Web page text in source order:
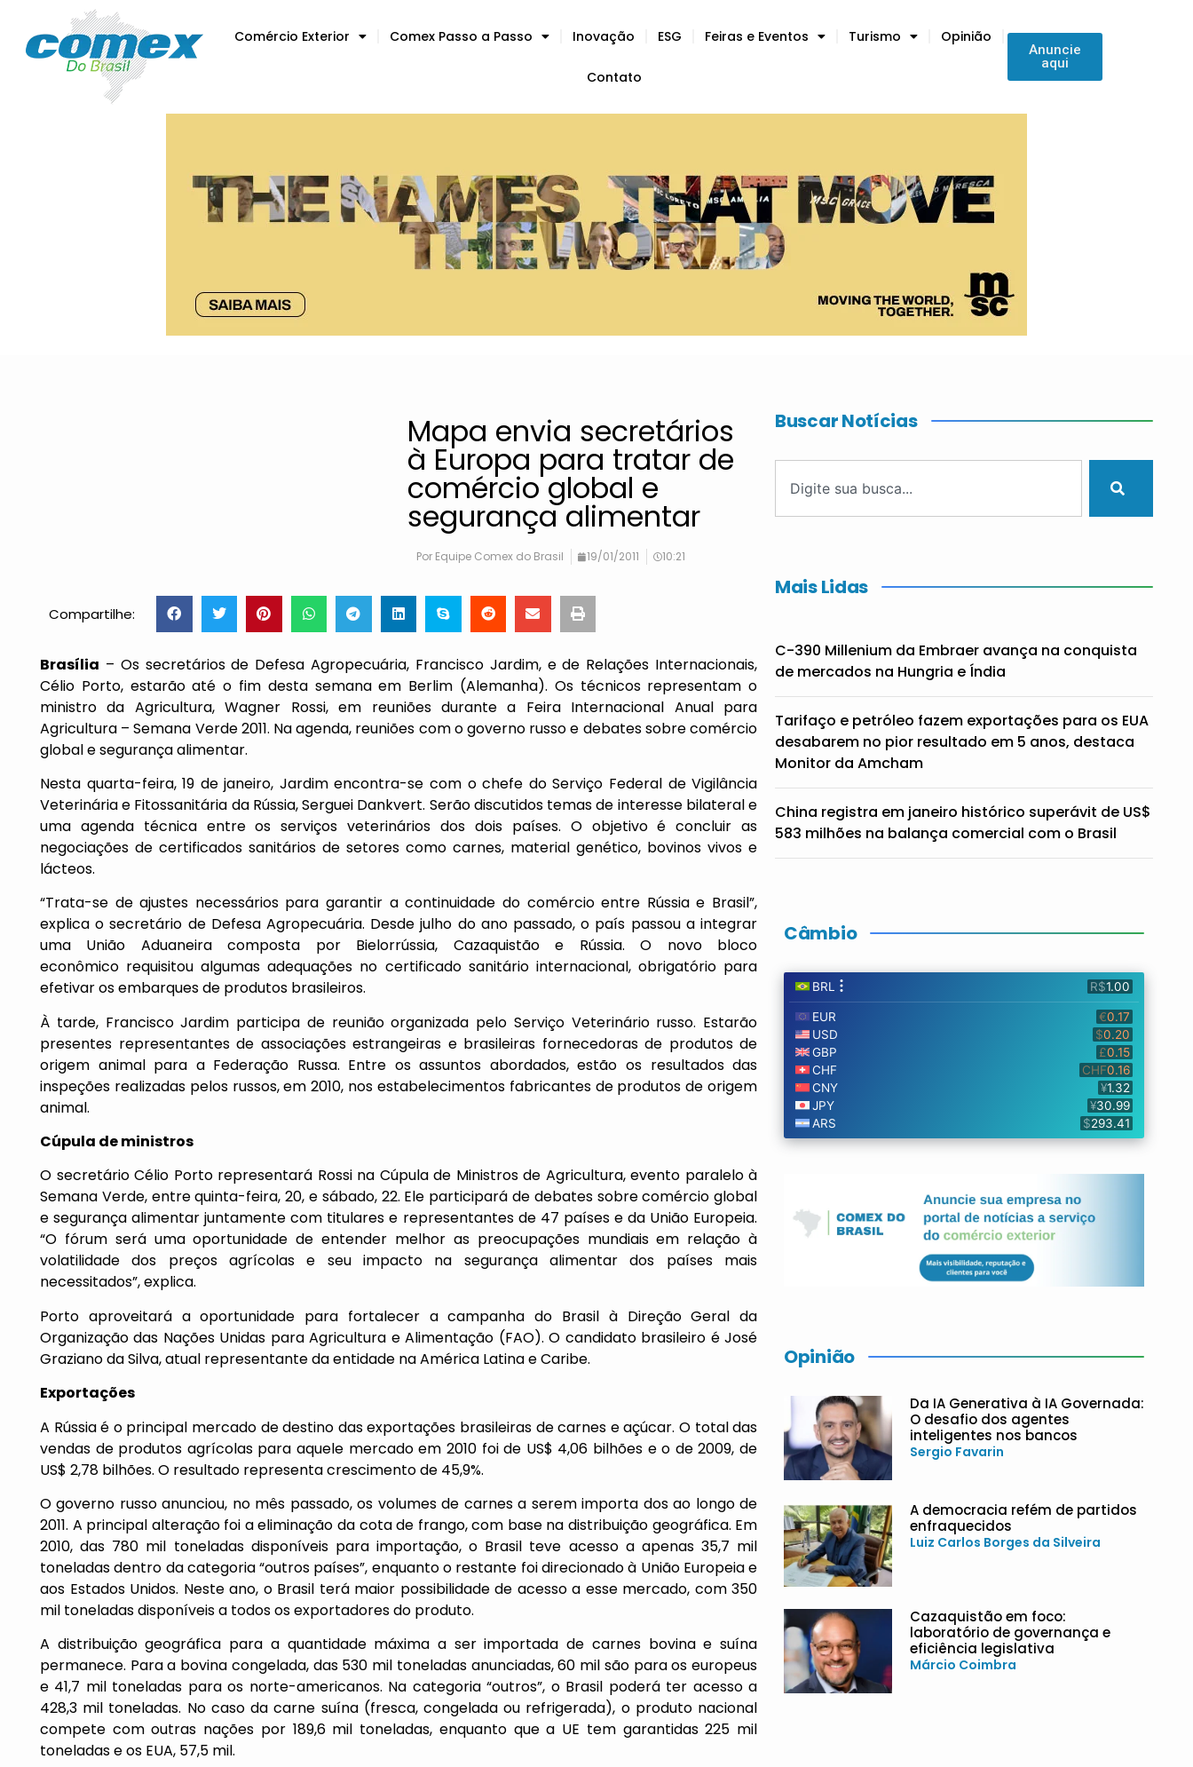
Comércio Exterior Comex Passo a Passo Inovação ESG Feiras e Eventos Turismo Opinião
Contato
Anuncie
aqui
Mapa envia secretários
à Europa para tratar de
comércio global e
segurança alimentar
Por Equipe Comex do Brasil 19/01/2011 10:21
Compartilhe:
Brasília – Os secretários de Defesa Agropecuária, Francisco Jardim, e de Relações Internacionais,
Célio Porto, estarão até o fim desta semana em Berlim (Alemanha). Os técnicos representam o
ministro da Agricultura, Wagner Rossi, em reuniões durante a Feira Internacional Anual para
Agricultura – Semana Verde 2011. Na agenda, reuniões com o governo russo e debates sobre comércio
global e segurança alimentar.
Nesta quarta-feira, 19 de janeiro, Jardim encontra-se com o chefe do Serviço Federal de Vigilância
Veterinária e Fitossanitária da Rússia, Serguei Dankvert. Serão discutidos temas de interesse bilateral e
uma agenda técnica entre os serviços veterinários dos dois países. O objetivo é concluir as
negociações de certificados sanitários de setores como carnes, material genético, bovinos vivos e
lácteos.
“Trata-se de ajustes necessários para garantir a continuidade do comércio entre Rússia e Brasil”,
explica o secretário de Defesa Agropecuária. Desde julho do ano passado, o país passou a integrar
uma União Aduaneira composta por Bielorrússia, Cazaquistão e Rússia. O novo bloco
econômico requisitou algumas adequações no certificado sanitário internacional, obrigatório para
efetivar os embarques de produtos brasileiros.
À tarde, Francisco Jardim participa de reunião organizada pelo Serviço Veterinário russo. Estarão
presentes representantes de associações estrangeiras e brasileiras fornecedoras de produtos de
origem animal para a Federação Russa. Entre os assuntos abordados, estão os resultados das
inspeções realizadas pelos russos, em 2010, nos estabelecimentos fabricantes de produtos de origem
animal.
Cúpula de ministros
O secretário Célio Porto representará Rossi na Cúpula de Ministros de Agricultura, evento paralelo à
Semana Verde, entre quinta-feira, 20, e sábado, 22. Ele participará de debates sobre comércio global
e segurança alimentar juntamente com titulares e representantes de 47 países e da União Europeia.
“O fórum será uma oportunidade de entender melhor as preocupações mundiais em relação à
volatilidade dos preços agrícolas e seu impacto na segurança alimentar dos países mais
necessitados”, explica.
Porto aproveitará a oportunidade para fortalecer a campanha do Brasil à Direção Geral da
Organização das Nações Unidas para Agricultura e Alimentação (FAO). O candidato brasileiro é José
Graziano da Silva, atual representante da entidade na América Latina e Caribe.
Exportações
A Rússia é o principal mercado de destino das exportações brasileiras de carnes e açúcar. O total das
vendas de produtos agrícolas para aquele mercado em 2010 foi de US$ 4,06 bilhões e o de 2009, de
US$ 2,78 bilhões. O resultado representa crescimento de 45,9%.
O governo russo anunciou, no mês passado, os volumes de carnes a serem importa dos ao longo de
2011. A principal alteração foi a eliminação da cota de frango, com base na distribuição geográfica. Em
2010, das 780 mil toneladas disponíveis para importação, o Brasil teve acesso a apenas 35,7 mil
toneladas dentro da categoria “outros países”, enquanto o restante foi direcionado à União Europeia e
aos Estados Unidos. Neste ano, o Brasil terá maior possibilidade de acesso a esse mercado, com 350
mil toneladas disponíveis a todos os exportadores do produto.
A distribuição geográfica para a quantidade máxima a ser importada de carnes bovina e suína
permanece. Para a bovina congelada, das 530 mil toneladas anunciadas, 60 mil são para os europeus
e 41,7 mil toneladas para os norte-americanos. Na categoria “outros”, o Brasil poderá ter acesso a
428,3 mil toneladas. No caso da carne suína (fresca, congelada ou refrigerada), o produto nacional
compete com outras nações por 189,6 mil toneladas, enquanto que a UE tem garantidas 225 mil
toneladas e os EUA, 57,5 mil.
Buscar Notícias
Mais Lidas
C-390 Millenium da Embraer avança na conquista
de mercados na Hungria e Índia
Tarifaço e petróleo fazem exportações para os EUA
desabarem no pior resultado em 5 anos, destaca
Monitor da Amcham
China registra em janeiro histórico superávit de US$
583 milhões na balança comercial com o Brasil
Câmbio
Opinião
Da IA Generativa à IA Governada:
O desafio dos agentes
inteligentes nos bancos
Sergio Favarin
A democracia refém de partidos
enfraquecidos
Luiz Carlos Borges da Silveira
Cazaquistão em foco:
laboratório de governança e
eficiência legislativa
Márcio Coimbra